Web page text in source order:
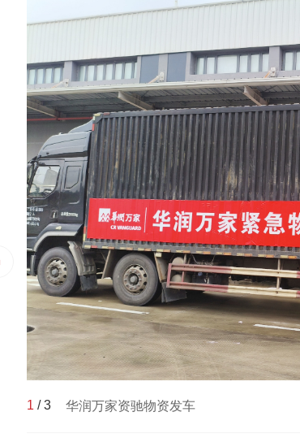
1 /3 华润万家资驰物资发车